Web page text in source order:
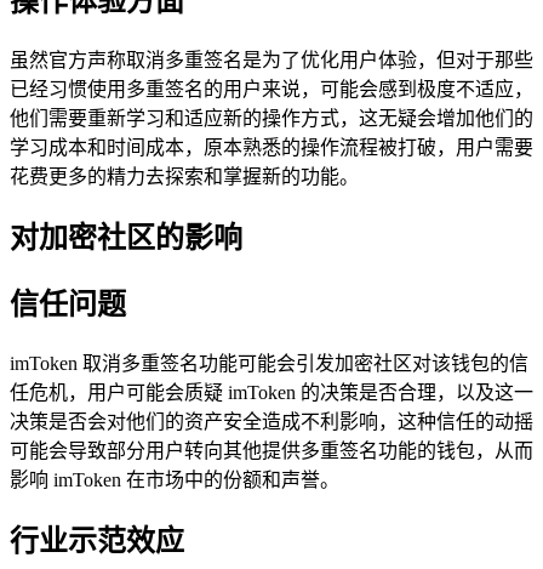
虽然官方声称取消多重签名是为了优化用户体验，但对于那些
已经习惯使用多重签名的用户来说，可能会感到极度不适应，
他们需要重新学习和适应新的操作方式，这无疑会增加他们的
学习成本和时间成本，原本熟悉的操作流程被打破，用户需要
花费更多的精力去探索和掌握新的功能。
对加密社区的影响
信任问题
imToken 取消多重签名功能可能会引发加密社区对该钱包的信
任危机，用户可能会质疑 imToken 的决策是否合理，以及这一
决策是否会对他们的资产安全造成不利影响，这种信任的动摇
可能会导致部分用户转向其他提供多重签名功能的钱包，从而
影响 imToken 在市场中的份额和声誉。
行业示范效应